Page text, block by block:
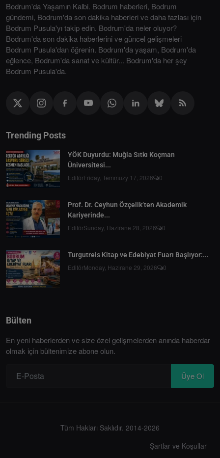
Bodrum'da Yaşamın Kalbi. Bodrum haberleri, Bodrum
gündemi, Bodrum'da son dakika haberleri ve daha fazlası için
Bodrum Pusula'yı takip edin. Bodrum'da neler oluyor?
Bodrum'da son dakika haberlerini ve güncel gelişmeleri
Bodrum Pusula'dan öğrenin. Bodrum'da yaşam, Bodrum'da
eğlence, Bodrum'da sanat ve kültür... Bodrum'da her şey
Bodrum Pusula'da.
Trending Posts
YÖK Duyurdu: Muğla Sıtkı Koçman
Üniversitesi...
EditörFriday, Temmuzy 17, 2026 0
Prof. Dr. Ceyhun Özçelik’ten Akademik
Kariyerinde...
EditörSunday, Hazirane 28, 2026 0
Turgutreis Kitap ve Edebiyat Fuarı Başlıyor:...
EditörMonday, Hazirane 29, 2026 0
Bülten
En yeni haberlerden ve size özel gelişmelerden anında haberdar
olmak için bültenimize abone olun.
Üye Ol
Tüm Hakları Saklıdır. 2014-2026
Şartlar ve Koşullar